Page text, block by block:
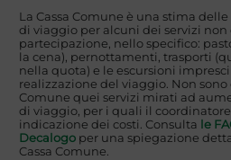
La Cassa Comune è una stima
di viaggio per alcuni dei servizi
partecipazione, nello specifico:
la cena), pernottamenti, trasporti
nella quota) e le escursioni
realizzazione del viaggio. Non sono
Comune quei servizi mirati ad
di viaggio, per i quali il
indicazione dei costi. Consulta le
Decalogoper una spiegazione
Cassa Comune.